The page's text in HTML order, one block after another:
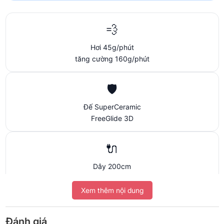
💨
Hơi 45g/phút
tăng cường 160g/phút
🛡️
Đế SuperCeramic
FreeGlide 3D
🔌
Dây 200cm
🚚
Xem thêm nội dung
Đánh giá